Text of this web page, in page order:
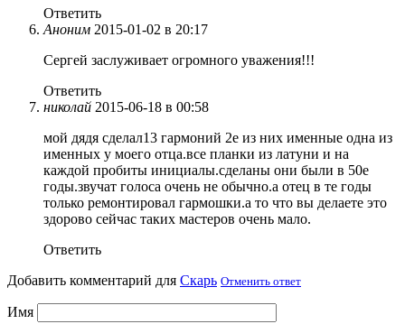
Ответить
Аноним 2015-01-02 в 20:17
Сергей заслуживает огромного уважения!!!
Ответить
николай 2015-06-18 в 00:58
мой дядя сделал13 гармоний 2е из них именные одна из
именных у моего отца.все планки из латуни и на
каждой пробиты инициалы.сделаны они были в 50е
годы.звучат голоса очень не обычно.а отец в те годы
только ремонтировал гармошки.а то что вы делаете это
здорово сейчас таких мастеров очень мало.
Ответить
Добавить комментарий для Скарь Отменить ответ
Имя